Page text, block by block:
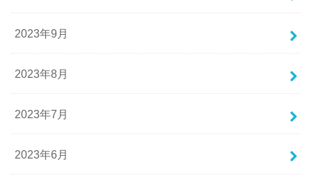
2023年9月
2023年8月
2023年7月
2023年6月